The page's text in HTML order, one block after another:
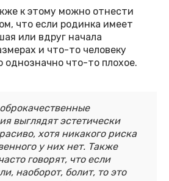
к этому можно отнести
что если родинка имеет
или вдруг начала
и что-то человеку
однозначно что-то плохое.
выглядят эстетически
хотя никакого риска
у них нет. Также
говорят, что если
наоборот, болит, то это